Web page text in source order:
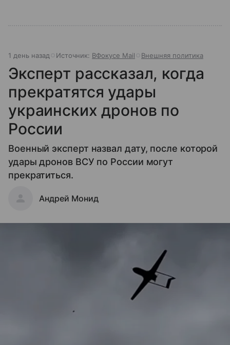
1 день назад Источник: ВФокусе Mail Внешняя политика
Эксперт рассказал, когда
прекратятся удары
украинских дронов по
России
Военный эксперт назвал дату, после которой
удары дронов ВСУ по России могут
прекратиться.
Андрей Монид